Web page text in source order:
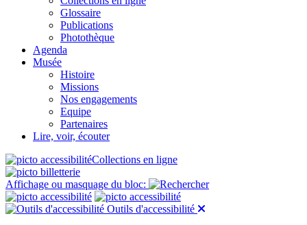
Glossaire
Publications
Photothèque
Agenda
Musée
Histoire
Missions
Nos engagements
Equipe
Partenaires
Lire, voir, écouter
Collections en ligne
Affichage ou masquage du bloc:
Outils d'accessibilité